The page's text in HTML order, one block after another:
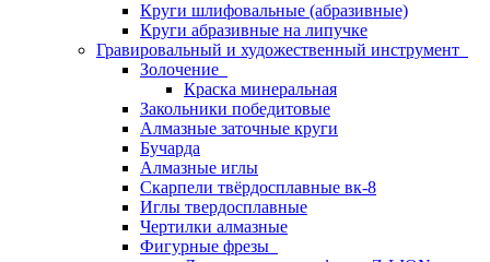
Круги шлифовальные (абразивные)
Круги абразивные на липучке
Гравировальный и художественный инструмент
Золочение
Краска минеральная
Закольники победитовые
Алмазные заточные круги
Бучарда
Алмазные иглы
Скарпели твёрдосплавные вк-8
Иглы твердосплавные
Чертилки алмазные
Фигурные фрезы